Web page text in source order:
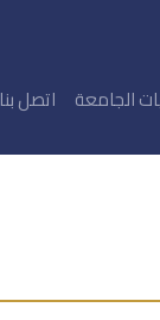
الجامعة اتصل بنا